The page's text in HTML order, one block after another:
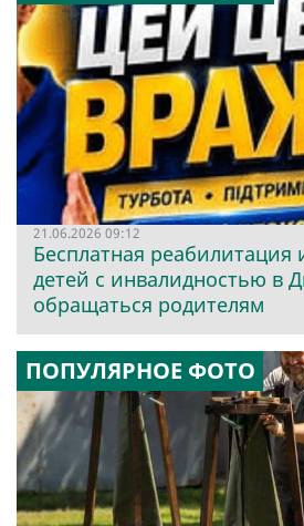
21.06.2026 09:12
Бесплатная реабилитация
детей с инвалидностью в
обращаться родителям
ПОПУЛЯРНОЕ ФОТО